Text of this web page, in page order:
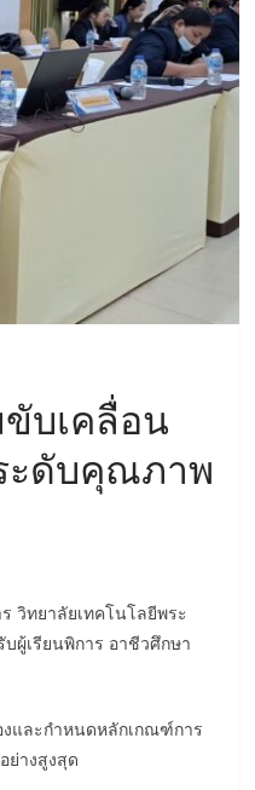
บเคลื่อน
ะดับคุณภาพ
วิทยาลัยเทคโนโลยีพระ
ผู้เรียนพิการ อาชีวศึกษา
และกำหนดหลักเกณฑ์การ
ย่างสูงสุด